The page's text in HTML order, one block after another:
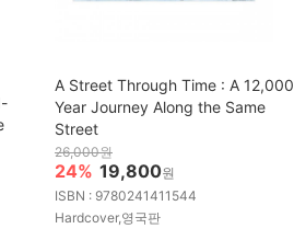
A Street Through Time : A 12,000
Year Journey Along the Same
Street
26,000원
24% 19,800원
ISBN : 9780241411544
Hardcover,영국판